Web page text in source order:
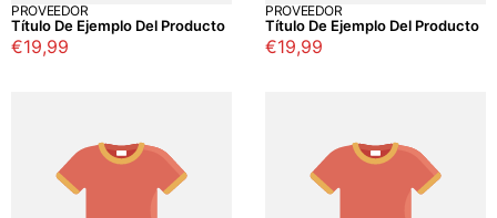
PROVEEDOR
Título De Ejemplo Del Producto
Precio
€19,99
PROVEEDOR
Título De Ejemplo Del Producto
Precio
€19,99